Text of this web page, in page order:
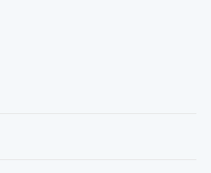
DC externo de